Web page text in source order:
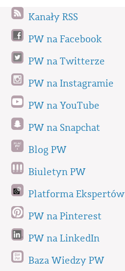
Kanały RSS
PW na Facebook
PW na Twitterze
PW na Instagramie
PW na YouTube
PW na Snapchat
Blog PW
Biuletyn PW
Platforma Ekspertów
PW na Pinterest
PW na LinkedIn
Baza Wiedzy PW